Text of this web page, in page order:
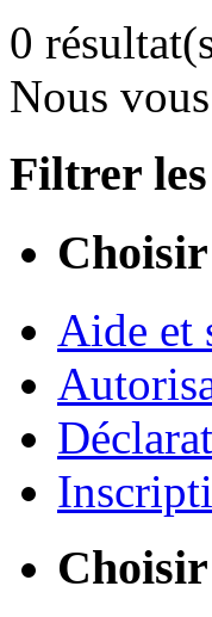
0
Nous
Filtrer
Aide et